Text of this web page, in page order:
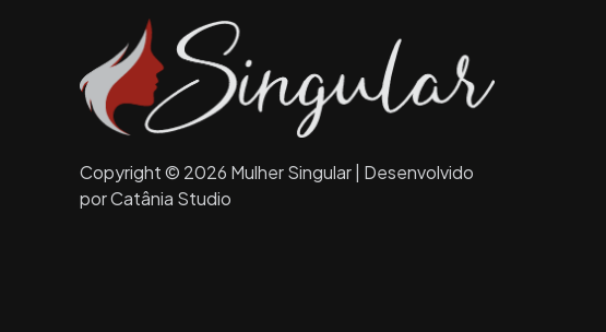
Copyright © 2026 Mulher Singular | Desenvolvido
por Catânia Studio